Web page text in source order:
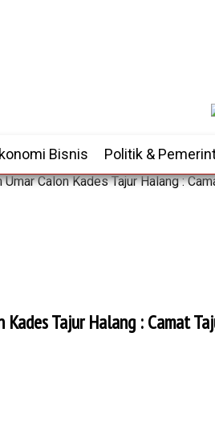
Bisnis Politik &
Calon Kades Tajur Halang :
Kades Tajur Halang : Camat